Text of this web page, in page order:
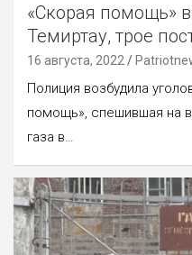
«Скорая помощь»
Темиртау, трое
16 августа, 2022
Полиция возбудила
помощь», спешившая на
газа в…